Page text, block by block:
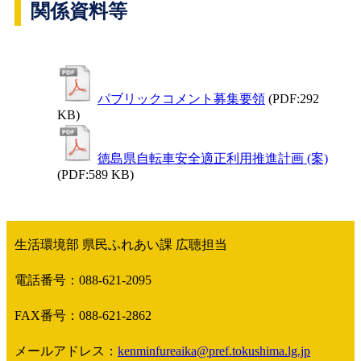
関係資料等
パブリックコメント募集要領 (PDF:292
KB)
徳島県自転車安全適正利用推進計画 (案)
(PDF:589 KB)
生活環境部 県民ふれあい課 広聴担当
電話番号：088-621-2095
FAX番号：088-621-2862
メールアドレス： kenminfureaika@pref.tokushima.lg.jp